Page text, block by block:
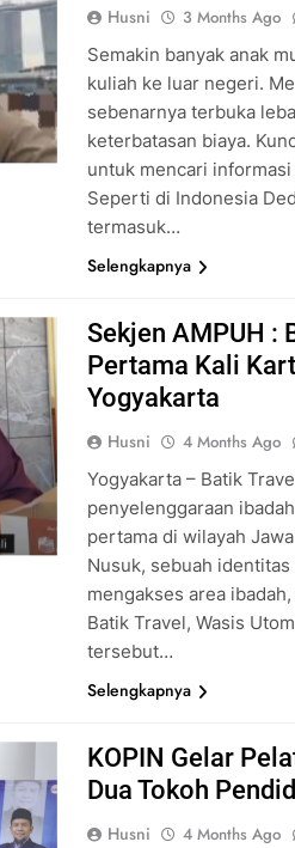
Husni 3 Months Ago
Semakin banyak anak
kuliah ke luar negeri.
sebenarnya terbuka
keterbatasan biaya.
untuk mencari
Seperti di Indonesia
termasuk…
Selengkapnya
Sekjen AMPUH :
Pertama Kali
Yogyakarta
Husni 4 Months Ago
Yogyakarta – Batik
penyelenggaraan
pertama di wilayah
Nusuk, sebuah
mengakses area
Batik Travel, Wasis
tersebut…
Selengkapnya
KOPIN Gelar
Dua Tokoh
Husni 4 Months Ago